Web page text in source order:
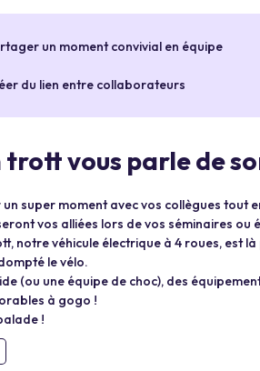
un moment convivial en équipe
du lien entre collaborateurs
trott vous parle de
super moment avec vos collègues tout
vos alliées lors de vos séminaires ou
notre véhicule électrique à 4 roues, est
le vélo.
(ou une équipe de choc), des
à gogo !
!